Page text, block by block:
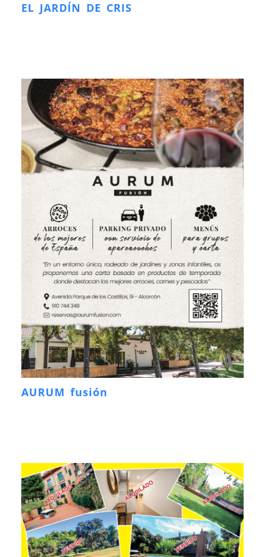
EL JARDÍN DE CRIS
AURUM fusión